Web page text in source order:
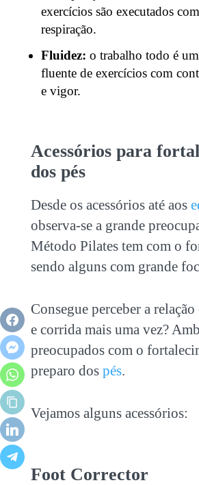
exercícios são executados
respiração.
Fluidez: o trabalho todo é
fluente de exercícios com
e vigor.
Acessórios para
dos pés
Desde os acessórios até aos
observa-se a grande
Método Pilates tem com o
sendo alguns com grande
Consegue perceber a relação
e corrida mais uma vez?
preocupados com o
preparo dos pés.
Vejamos alguns acessórios:
Foot Corrector